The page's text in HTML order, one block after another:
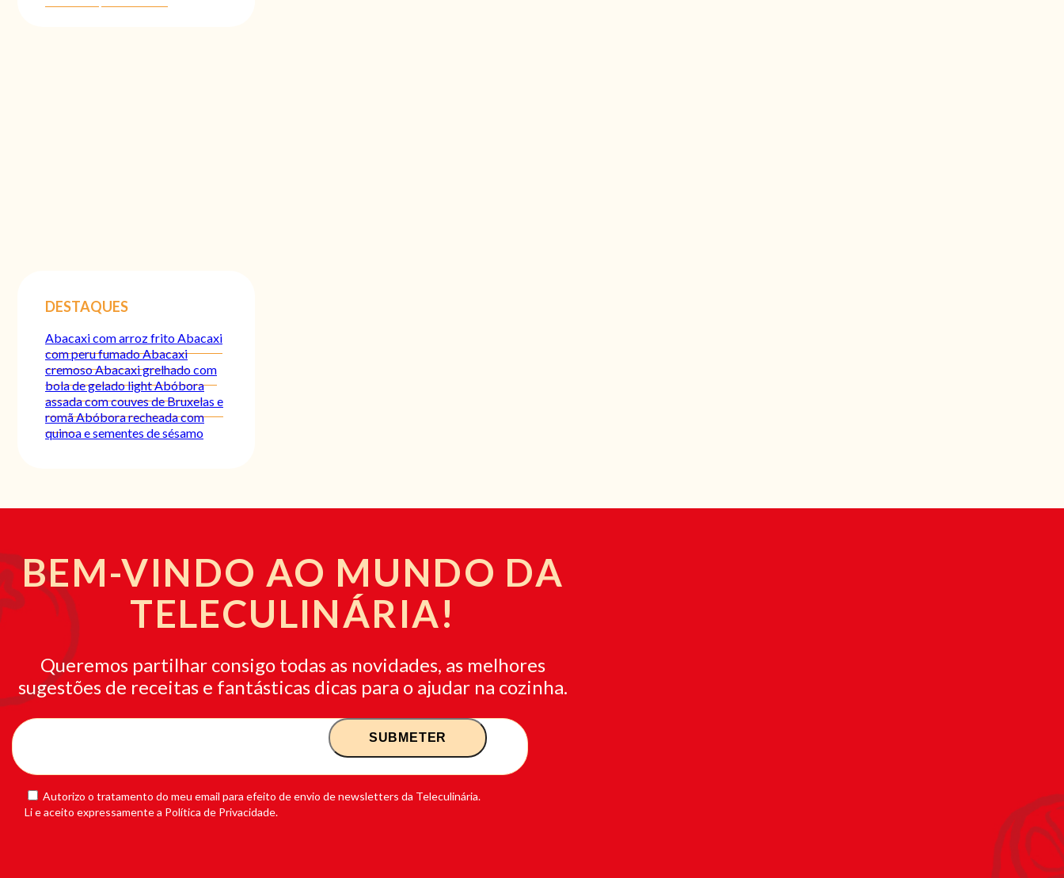
DESTAQUES
Abacaxi com arroz fritoAbacaxi
com peru fumadoAbacaxi
cremosoAbacaxi grelhado com
bola de gelado lightAbóbora
assada com couves de Bruxelas e
romãAbóbora recheada com
quinoa e sementes de sésamo
BEM-VINDO AO MUNDO DA
TELECULINÁRIA!
Queremos partilhar consigo todas as novidades, as melhores
sugestões de receitas e fantásticas dicas para o ajudar na cozinha.
Autorizo o tratamento do meu email para efeito de envio de newsletters da Teleculinária.
Li e aceito expressamente a Política de Privacidade.